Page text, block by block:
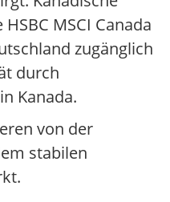
MSCI Canada
zugänglich
durch
Kanada.
von der
stabilen